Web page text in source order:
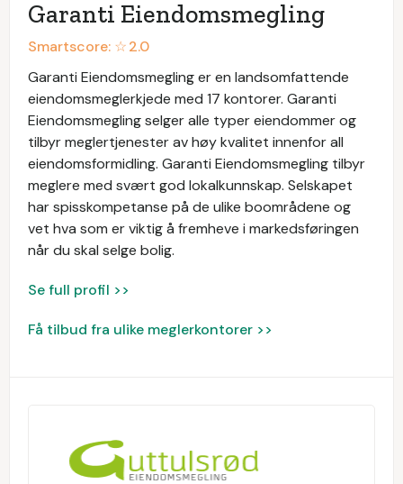
Garanti Eiendomsmegling
Smartscore: ☆2.0
Garanti Eiendomsmegling er en landsomfattende
eiendomsmeglerkjede med 17 kontorer. Garanti
Eiendomsmegling selger alle typer eiendommer og
tilbyr meglertjenester av høy kvalitet innenfor all
eiendomsformidling. Garanti Eiendomsmegling tilbyr
meglere med svært god lokalkunnskap. Selskapet
har spisskompetanse på de ulike boområdene og
vet hva som er viktig å fremheve i markedsføringen
når du skal selge bolig.
Se full profil >>
Få tilbud fra ulike meglerkontorer >>